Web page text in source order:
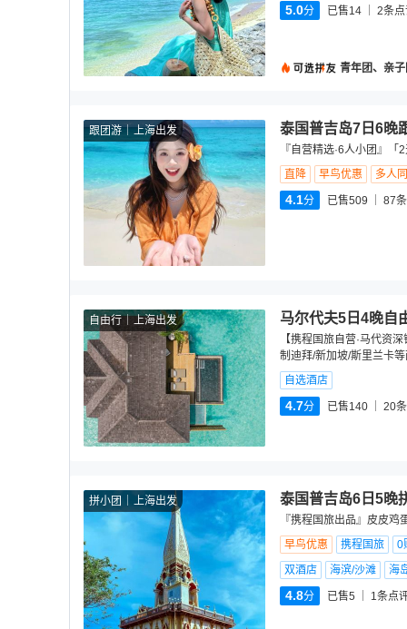
5.0分 已售14 2条
青年团、亲
跟团游 上海出发 泰国普吉岛7日6晚
『自营精选·6人小团』
直降
早鸟优惠 多人
4.1分 已售509 87
自由行 上海出发 马尔代夫5日4晚自
【携程国旅自营·马代资
制迪拜/新加坡/斯里兰卡
自选酒店
4.7分 已售140 20
拼小团 上海出发 泰国普吉岛6日5晚
『携程国旅出品』皮皮
早鸟优惠
携程国旅
0
双酒店
海滨/沙滩 海
4.8分 已售5 1条点